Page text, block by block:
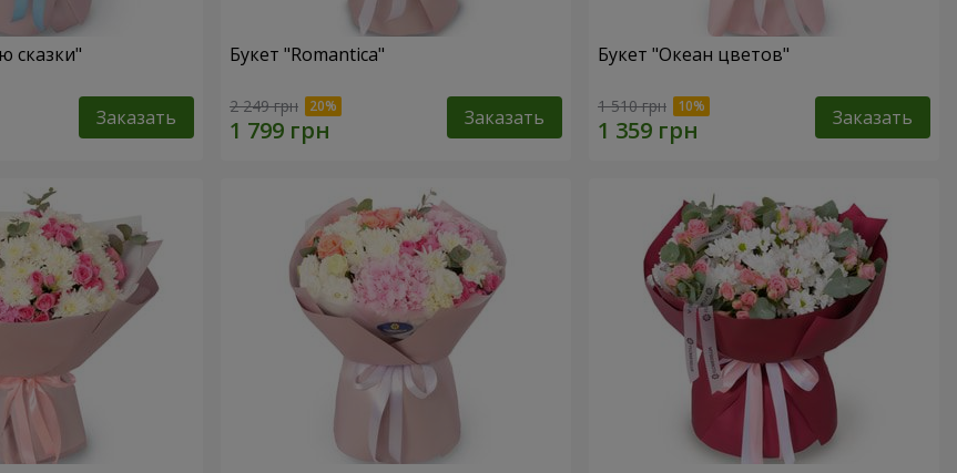
сказки"
Заказать
Букет "Romantica"
2 249 грн Заказать
Букет "Океан цветов"
1 510 грн Заказать